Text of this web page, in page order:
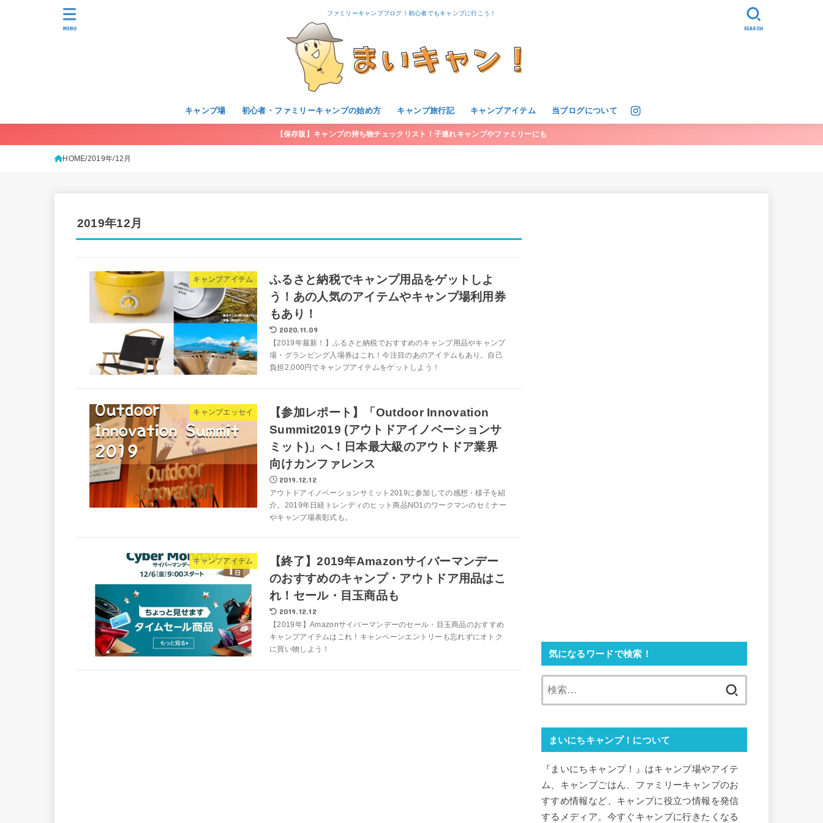
ファミリーキャンプブログ！初心者でもキャンプに行こう！
キャンプ場 初心者・ファミリーキャンプの始め方 キャンプ旅行記 キャンプアイテム 当ブログについて
SEARCH
MENU
【保存版】キャンプの持ち物チェックリスト！子連れキャンプやファミリーにも
HOME 2019年 12月
2019年12月
キャンプアイテム
ふるさと納税でキャンプ用品をゲットしよ
う！あの人気のアイテムやキャンプ場利用券
もあり！
2020.11.09
【2019年最新！】ふるさと納税でおすすめのキャンプ用品やキャンプ
場・グランピング入場券はこれ！今注目のあのアイテムもあり。自己
負担2,000円でキャンプアイテムをゲットしよう！
キャンプエッセイ
【参加レポート】「Outdoor Innovation
Summit2019 (アウトドアイノベーションサ
ミット)」へ！日本最大級のアウトドア業界
向けカンファレンス
2019.12.12
アウトドアイノベーションサミット2019に参加しての感想・様子を紹
介。2019年日経トレンディのヒット商品NO1のワークマンのセミナー
やキャンプ場表彰式も。
キャンプアイテム
【終了】2019年Amazonサイバーマンデー
のおすすめのキャンプ・アウトドア用品はこ
れ！セール・目玉商品も
2019.12.12
【2019年】Amazonサイバーマンデーのセール・目玉商品のおすすめ
キャンプアイテムはこれ！キャンペーンエントリーも忘れずにオトク
に買い物しよう！
気になるワードで検索！
まいにちキャンプ！について
『まいにちキャンプ！』はキャンプ場やアイテ
ム、キャンプごはん、ファミリーキャンプのお
すすめ情報など、キャンプに役立つ情報を発信
するメディア。今すぐキャンプに行きたくなる